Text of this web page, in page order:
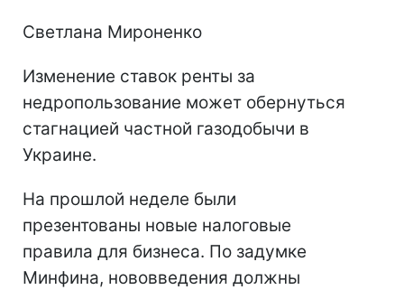
Светлана Мироненко
Изменение ставок ренты за
недропользование может обернуться
стагнацией частной газодобычи в
Украине.
На прошлой неделе были
презентованы новые налоговые
правила для бизнеса. По задумке
Минфина, нововведения должны